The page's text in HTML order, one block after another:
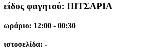
είδος φαγητού: ΠΙΤΣΑΡΙΑ
ωράριο: 12:00 - 00:30
ιστοσελίδα: -